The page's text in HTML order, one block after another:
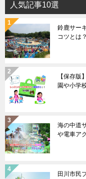
人気記事10選
鈴鹿サー
コツとは？
【保存版
園や小学
海の中道
や電車ア
田川市民